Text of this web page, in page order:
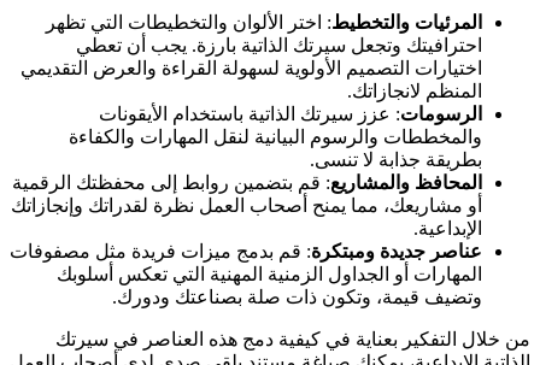
المرئيات والتخطيط: اختر الألوان والتخطيطات التي تظهر
احترافيتك وتجعل سيرتك الذاتية بارزة. يجب أن تعطي
اختيارات التصميم الأولوية لسهولة القراءة والعرض التقديمي
المنظم لانجازاتك.
الرسومات: عزز سيرتك الذاتية باستخدام الأيقونات
والمخططات والرسوم البيانية لنقل المهارات والكفاءة
بطريقة جذابة لا تنسى.
المحافظ والمشاريع: قم بتضمين روابط إلى محفظتك الرقمية
أو مشاريعك، مما يمنح أصحاب العمل نظرة لقدراتك وإنجازاتك
الإبداعية.
عناصر جديدة ومبتكرة: قم بدمج ميزات فريدة مثل مصفوفات
المهارات أو الجداول الزمنية المهنية التي تعكس أسلوبك
وتضيف قيمة، وتكون ذات صلة بصناعتك ودورك.
من خلال التفكير بعناية في كيفية دمج هذه العناصر في سيرتك